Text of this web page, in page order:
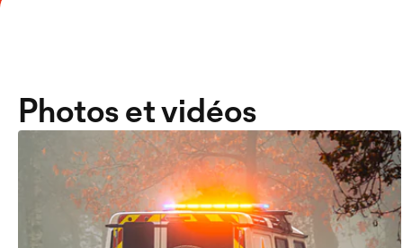
Photos et vidéos